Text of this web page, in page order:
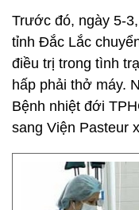
Trước đó, ngày 5-
tỉnh Đắc Lắc
điều trị trong tình
hấp phải thở máy.
Bệnh nhiệt đới
sang Viện Pasteur